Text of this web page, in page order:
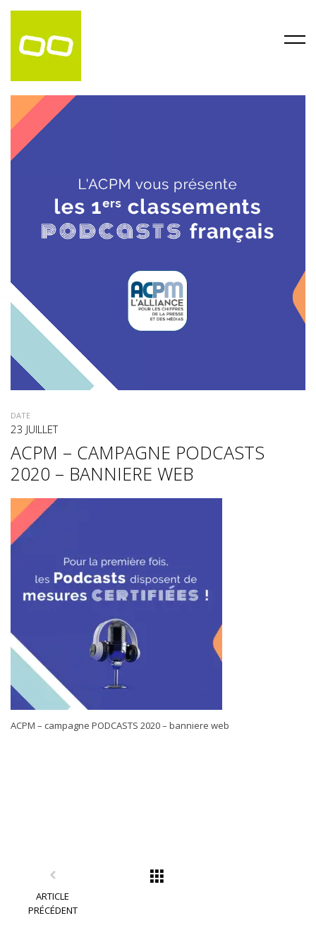
DATE
23 JUILLET
ACPM – CAMPAGNE PODCASTS
2020 – BANNIERE WEB
ACPM – campagne PODCASTS 2020 – banniere web
ARTICLE
PRÉCÉDENT